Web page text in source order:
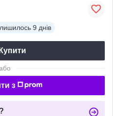
9 днів
Купити
з